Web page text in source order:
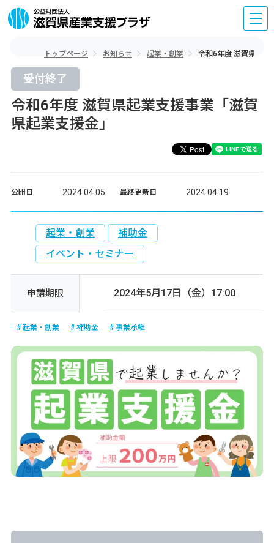
トップページ お知らせ 起業・創業 令和6年度 滋賀県起業
受付終了
令和6年度 滋賀県起業支援事業「滋賀
県起業支援金」
公開日 2024.04.05 最終更新日 2024.04.19
起業・創業
補助金
イベント・セミナー
申請期限 2024年5月17日（金）17:00
起業・創業 補助金 事業承継